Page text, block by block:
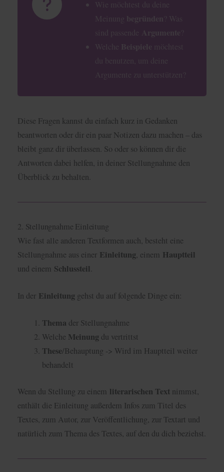
Wie möchtest du deine
Meinung
begründen ? Was
sind passende Argumente
Welche Beispiele möchtest
du benutzen, um deine
Argumente zu unterstützen?
Diese Fragen kannst du einfach kurz in Gedanken
beantworten oder dir ein paar Notizen dazu machen – das
bleibt ganz dir überlassen. So oder so können dir die
Antworten dabei helfen, in deiner Stellungnahme den
Überblick zu behalten.
2. Stellungnahme Einleitung
Wie fast alle anderen Textformen auch, besteht eine
Stellungnahme aus einer Einleitung, einem Hauptteil
und einem Schlussteil
In der Einleitung gehst du auf folgende Dinge ein:
Thema der Stellungnahme
Welche Meinung du vertrittst
These/Behauptung -> Wird im Hauptteil weiter
behandelt
Wenn du Stellung zu einem literarischen Text nimmst,
enthält die Einleitung außerdem Infos zum Titel des
Textes, zum Autor, zur Veröffentlichung, zur Textart und
natürlich zum Thema des Textes, auf den du dich beziehst.